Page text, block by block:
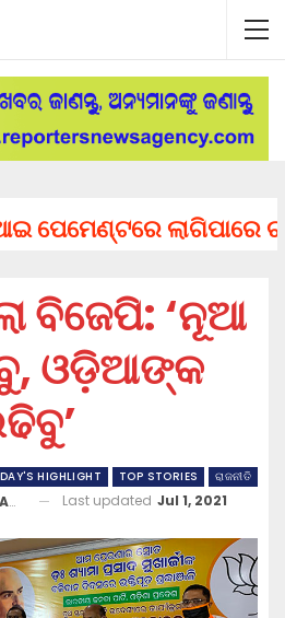
ଲାଗିପାରେ ଚାର୍ଜ,
ବିଜେପି: ‘ନୂଆ
ଓଡ଼ିଆଙ୍କ
HIGHLIGHT TOP STORIES ରାଜନୀତି
Last updated Jul 1, 2021